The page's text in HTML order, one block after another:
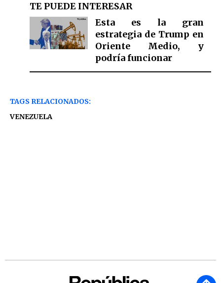
TE PUEDE INTERESAR
Esta es la gran
estrategia de Trump en
Oriente Medio, y
podría funcionar
TAGS RELACIONADOS:
VENEZUELA